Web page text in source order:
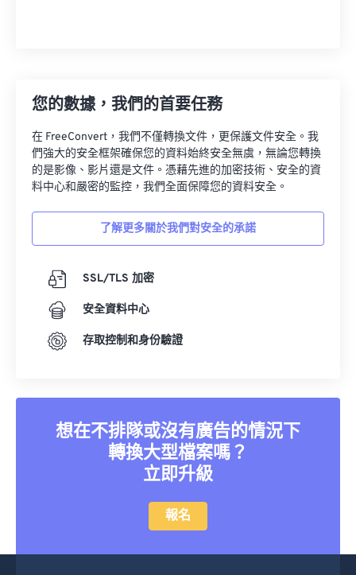
您的數據，我們的首要任務
在 FreeConvert，我們不僅轉換文件，更保護文件安全。我
們強大的安全框架確保您的資料始終安全無虞，無論您轉換
的是影像、影片還是文件。憑藉先進的加密技術、安全的資
料中心和嚴密的監控，我們全面保障您的資料安全。
了解更多關於我們對安全的承諾
SSL/TLS 加密
安全資料中心
存取控制和身份驗證
想在不排隊或沒有廣告的情況下
轉換大型檔案嗎？
立即升級
報名